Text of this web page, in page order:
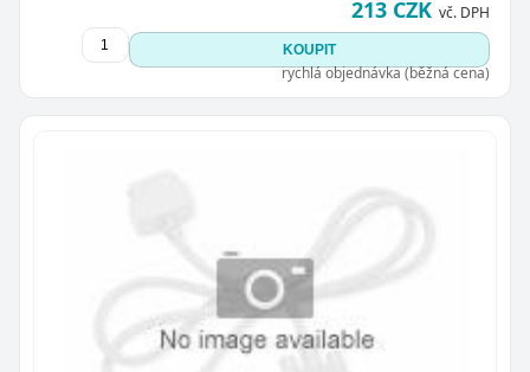
213 CZK vč. DPH
KOUPIT
rychlá objednávka (běžná cena)